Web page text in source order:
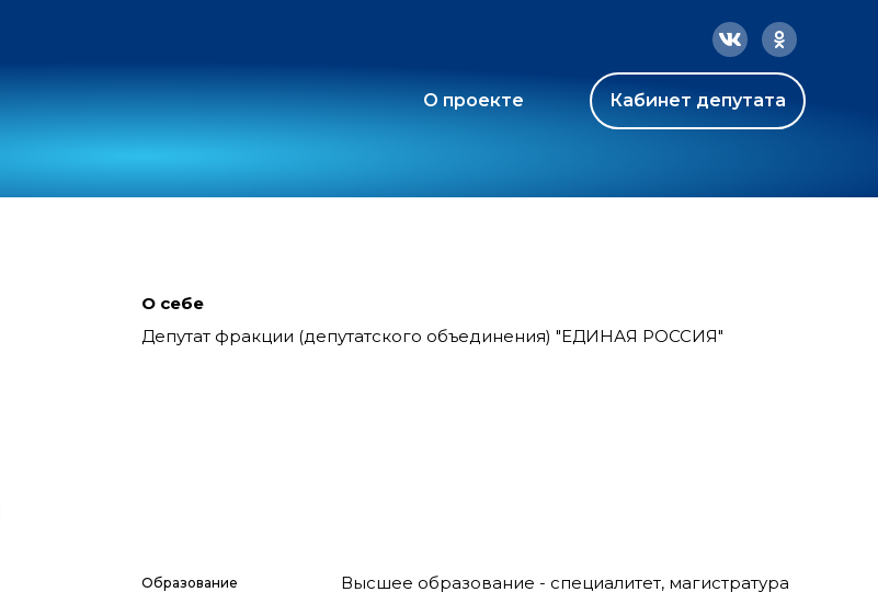
О проекте Кабинет депутата
О себе
Депутат фракции (депутатского объединения) "ЕДИНАЯ РОССИЯ"
Образование Высшее образование - специалитет, магистратура